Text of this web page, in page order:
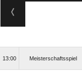
13:00 Meisterschaftsspiel